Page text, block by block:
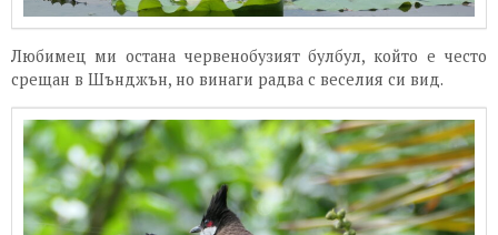
Любимец ми остана червенобузият булбул, който е често
срещан в Шънджън, но винаги радва с веселия си вид.